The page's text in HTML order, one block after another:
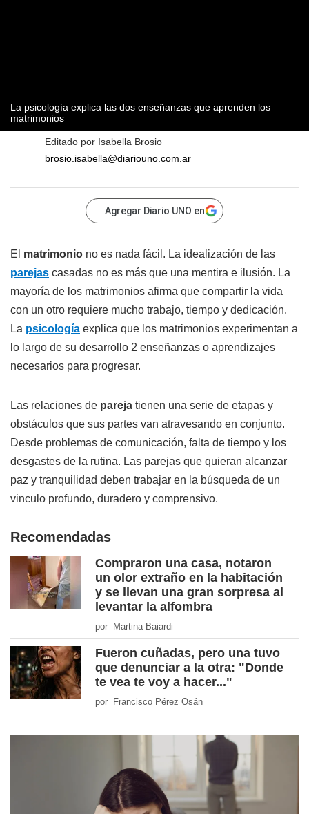
La psicología explica las dos enseñanzas que aprenden los
matrimonios
Editado por Isabella Brosio
brosio.isabella@diariouno.com.ar
Agregar Diario UNO en
El matrimonio no es nada fácil. La idealización de las
parejas casadas no es más que una mentira e ilusión. La
mayoría de los matrimonios afirma que compartir la vida
con un otro requiere mucho trabajo, tiempo y dedicación.
La psicología explica que los matrimonios experimentan a
lo largo de su desarrollo 2 enseñanzas o aprendizajes
necesarios para progresar.
Las relaciones de pareja tienen una serie de etapas y
obstáculos que sus partes van atravesando en conjunto.
Desde problemas de comunicación, falta de tiempo y los
desgastes de la rutina. Las parejas que quieran alcanzar
paz y tranquilidad deben trabajar en la búsqueda de un
vinculo profundo, duradero y comprensivo.
Recomendadas
Compraron una casa, notaron
un olor extraño en la habitación
y se llevan una gran sorpresa al
levantar la alfombra
por Martina Baiardi
Fueron cuñadas, pero una tuvo
que denunciar a la otra: "Donde
te vea te voy a hacer..."
por Francisco Pérez Osán